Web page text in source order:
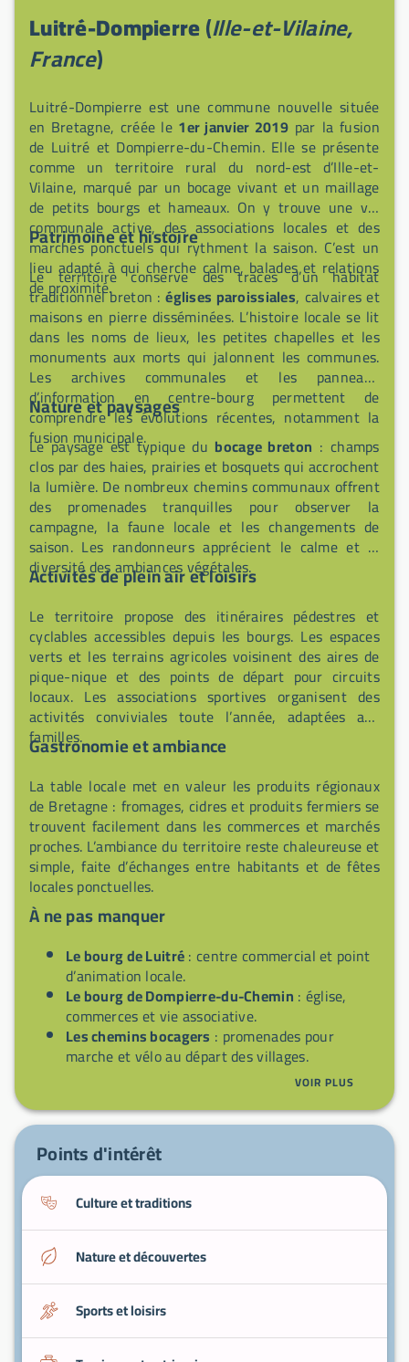
Luitré-Dompierre(Ille-et-Vilaine,
France)
Luitré-Dompierre est une commune nouvelle située
en Bretagne, créée le 1er janvier 2019par la fusion
de Luitré et Dompierre-du-Chemin. Elle se présente
comme un territoire rural du nord-est d’Ille-et-
Vilaine, marqué par un bocage vivant et un maillage
de petits bourgs et hameaux. On y trouve une vie
communale active, des associations locales et des
marchés ponctuels qui rythment la saison. C’est un
lieu adapté à qui cherche calme, balades et relations
de proximité.
Patrimoine et histoire
Le territoire conserve des traces d’un habitat
traditionnel breton :églises paroissiales, calvaires et
maisons en pierre disséminées. L’histoire locale se lit
dans les noms de lieux, les petites chapelles et les
monuments aux morts qui jalonnent les communes.
Les archives communales et les panneaux
d’information en centre-bourg permettent de
comprendre les évolutions récentes, notamment la
fusion municipale.
Nature et paysages
Le paysage est typique du bocage breton : champs
clos par des haies, prairies et bosquets qui accrochent
la lumière. De nombreux chemins communaux offrent
des promenades tranquilles pour observer la
campagne, la faune locale et les changements de
saison. Les randonneurs apprécient le calme et la
diversité des ambiances végétales.
Activités de plein air et loisirs
Le territoire propose des itinéraires pédestres et
cyclables accessibles depuis les bourgs. Les espaces
verts et les terrains agricoles voisinent des aires de
pique-nique et des points de départ pour circuits
locaux. Les associations sportives organisent des
activités conviviales toute l’année, adaptées aux
familles.
Gastronomie et ambiance
La table locale met en valeur les produits régionaux
de Bretagne : fromages, cidres et produits fermiers se
trouvent facilement dans les commerces et marchés
proches. L’ambiance du territoire reste chaleureuse et
simple, faite d’échanges entre habitants et de fêtes
locales ponctuelles.
À ne pas manquer
Le bourg de Luitré: centre commercial et point
d’animation locale.
Le bourg de Dompierre-du-Chemin : église,
commerces et vie associative.
Les chemins bocagers : promenades pour
marche et vélo au départ des villages.
: produits fermiers et
Les manifestations communales: fêtes et
VOIR PLUS
Points d'intérêt
Culture et traditions
Nature et découvertes
Sports et loisirs